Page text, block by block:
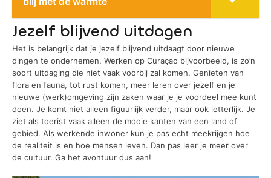
Jezelf blijvend uitdagen
Het is belangrijk dat je jezelf blijvend uitdaagt door nieuwe
dingen te ondernemen. Werken op Curaçao bijvoorbeeld, is zo’n
soort uitdaging die niet vaak voorbij zal komen. Genieten van
flora en fauna, tot rust komen, meer leren over jezelf en je
nieuwe (werk)omgeving zijn zaken waar je je voordeel mee kunt
doen. Je komt niet alleen figuurlijk verder, maar ook letterlijk. Je
ziet als toerist vaak alleen de mooie kanten van een land of
gebied. Als werkende inwoner kun je pas echt meekrijgen hoe
de realiteit is en hoe mensen leven. Dan pas leer je meer over
de cultuur. Ga het avontuur dus aan!